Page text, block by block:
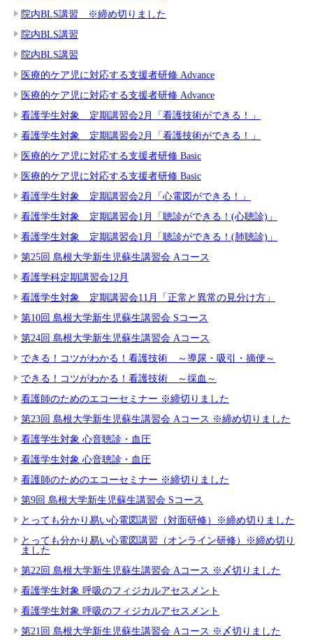
院内BLS講習 ※締め切りました
院内BLS講習
院内BLS講習
医療的ケア児に対応する支援者研修 Advance
医療的ケア児に対応する支援者研修 Advance
看護学生対象 定期講習会2月「看護技術ができる！」
看護学生対象 定期講習会2月「看護技術ができる！」
医療的ケア児に対応する支援者研修 Basic
医療的ケア児に対応する支援者研修 Basic
看護学生対象 定期講習会2月「心電図ができる！」
看護学生対象 定期講習会1月「聴診ができる！(心聴診)」
看護学生対象 定期講習会1月「聴診ができる！(肺聴診)」
第25回 島根大学新生児蘇生講習会 Aコース
看護学科定期講習会12月
看護学生対象 定期講習会11月「正常と異常の見分け方」
第10回 島根大学新生児蘇生講習会 Sコース
第24回 島根大学新生児蘇生講習会 Aコース
できる！コツがわかる！看護技術 ～導尿・吸引・摘便～
できる！コツがわかる！看護技術 ～採血～
看護師のためのエコーセミナー ※締切りました
第23回 島根大学新生児蘇生講習会 Aコース ※締め切りました
看護学生対象 心音聴診・血圧
看護学生対象 心音聴診・血圧
看護師のためのエコーセミナー ※締切りました
第9回 島根大学新生児蘇生講習会 Sコース
とっても分かり易い心電図講習（対面研修）※締め切りました
とっても分かり易い心電図講習（オンライン研修）※締め切り
ました
第22回 島根大学新生児蘇生講習会 Aコース ※〆切りました
看護学生対象 呼吸のフィジカルアセスメント
看護学生対象 呼吸のフィジカルアセスメント
第21回 島根大学新生児蘇生講習会 Aコース ※〆切りました